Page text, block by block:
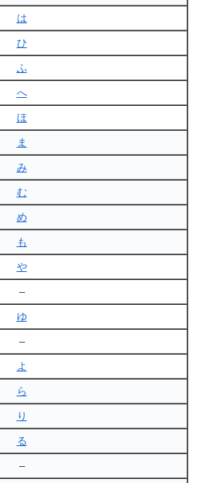
は
ひ
ふ
へ
ほ
ま
み
む
め
も
や
–
ゆ
–
よ
ら
り
る
–